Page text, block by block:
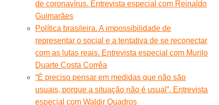
de coronavírus. Entrevista especial com Reinaldo
Guimarães
Política brasileira. A impossibilidade de
representar o social e a tentativa de se reconectar
com as lutas reais. Entrevista especial com Murilo
Duarte Costa Corrêa
“É preciso pensar em medidas que não são
usuais, porque a situação não é usual”. Entrevista
especial com Waldir Quadros